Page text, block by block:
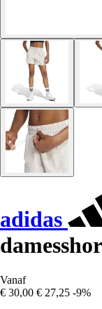
adidas
Vanaf
€ 30,00 € 27,25 -9%